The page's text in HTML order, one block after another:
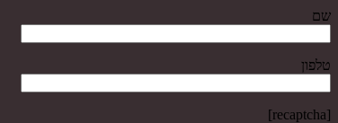
שם
טלפון
[recaptcha]